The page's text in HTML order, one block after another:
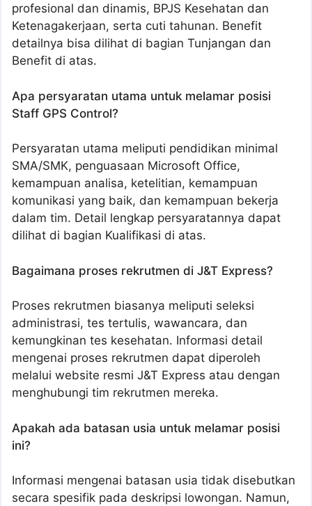
profesional dan dinamis, BPJS Kesehatan dan
Ketenagakerjaan, serta cuti tahunan. Benefit
detailnya bisa dilihat di bagian Tunjangan dan
Benefit di atas.
Apa persyaratan utama untuk melamar posisi
Staff GPS Control?
Persyaratan utama meliputi pendidikan minimal
SMA/SMK, penguasaan Microsoft Office,
kemampuan analisa, ketelitian, kemampuan
komunikasi yang baik, dan kemampuan bekerja
dalam tim. Detail lengkap persyaratannya dapat
dilihat di bagian Kualifikasi di atas.
Bagaimana proses rekrutmen di J&T Express?
Proses rekrutmen biasanya meliputi seleksi
administrasi, tes tertulis, wawancara, dan
kemungkinan tes kesehatan. Informasi detail
mengenai proses rekrutmen dapat diperoleh
melalui website resmi J&T Express atau dengan
menghubungi tim rekrutmen mereka.
Apakah ada batasan usia untuk melamar posisi
ini?
Informasi mengenai batasan usia tidak disebutkan
secara spesifik pada deskripsi lowongan. Namun,